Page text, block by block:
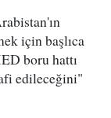
için başlıca
boru hattı
edileceğini"